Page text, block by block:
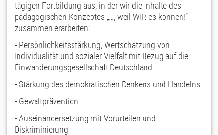
tägigen Fortbildung aus, in der wir die Inhalte des
pädagogischen Konzeptes „…, weil WIR es können!“
zusammen erarbeiten:
- Persönlichkeitsstärkung, Wertschätzung von
Individualität und sozialer Vielfalt mit Bezug auf die
Einwanderungsgesellschaft Deutschland
- Stärkung des demokratischen Denkens und Handelns
- Gewaltprävention
- Auseinandersetzung mit Vorurteilen und
Diskriminierung